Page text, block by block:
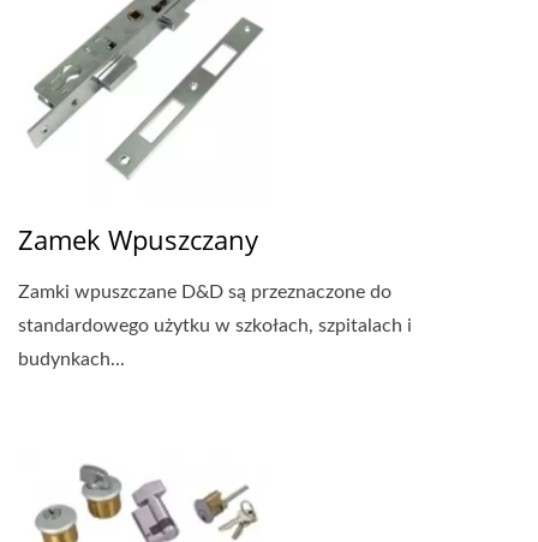
Zamek Wpuszczany
Zamki wpuszczane D&D są przeznaczone do
standardowego użytku w szkołach, szpitalach i
budynkach...